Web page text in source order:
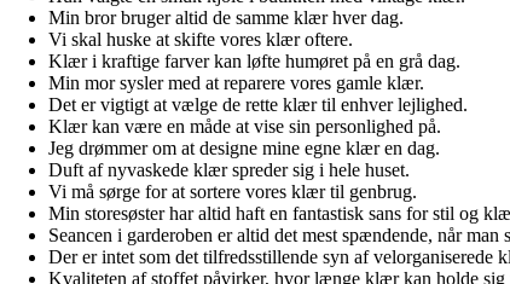
Min bror bruger altid de samme klær hver dag.
Vi skal huske at skifte vores klær oftere.
Klær i kraftige farver kan løfte humøret på en grå dag.
Min mor sysler med at reparere vores gamle klær.
Det er vigtigt at vælge de rette klær til enhver lejlighed.
Klær kan være en måde at vise sin personlighed på.
Jeg drømmer om at designe mine egne klær en dag.
Duft af nyvaskede klær spreder sig i hele huset.
Vi må sørge for at sortere vores klær til genbrug.
Min storesøster har altid haft en fantastisk sans for stil og
Seancen i garderoben er altid det mest spændende, når
Der er intet som det tilfredsstillende syn af velorganiserede
Kvaliteten af stoffet påvirker, hvor længe klær kan holde sig